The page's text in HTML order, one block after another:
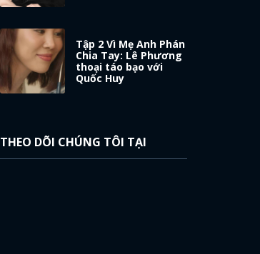
Tập 2 Vì Mẹ Anh Phán
Chia Tay: Lê Phương
thoại táo bạo với
Quốc Huy
THEO DÕI CHÚNG TÔI TẠI